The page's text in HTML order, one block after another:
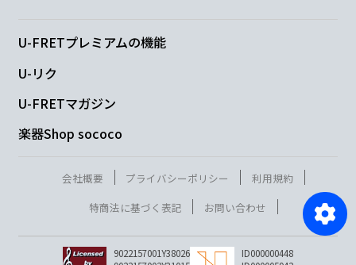
U-FRETプレミアムの機能
U-リク
U-FRETマガジン
楽器Shop sococo
会社概要 プライバシーポリシー
利用規約
特商法に基づく表記
お問い合わせ
9022157001Y38026
ID000000448